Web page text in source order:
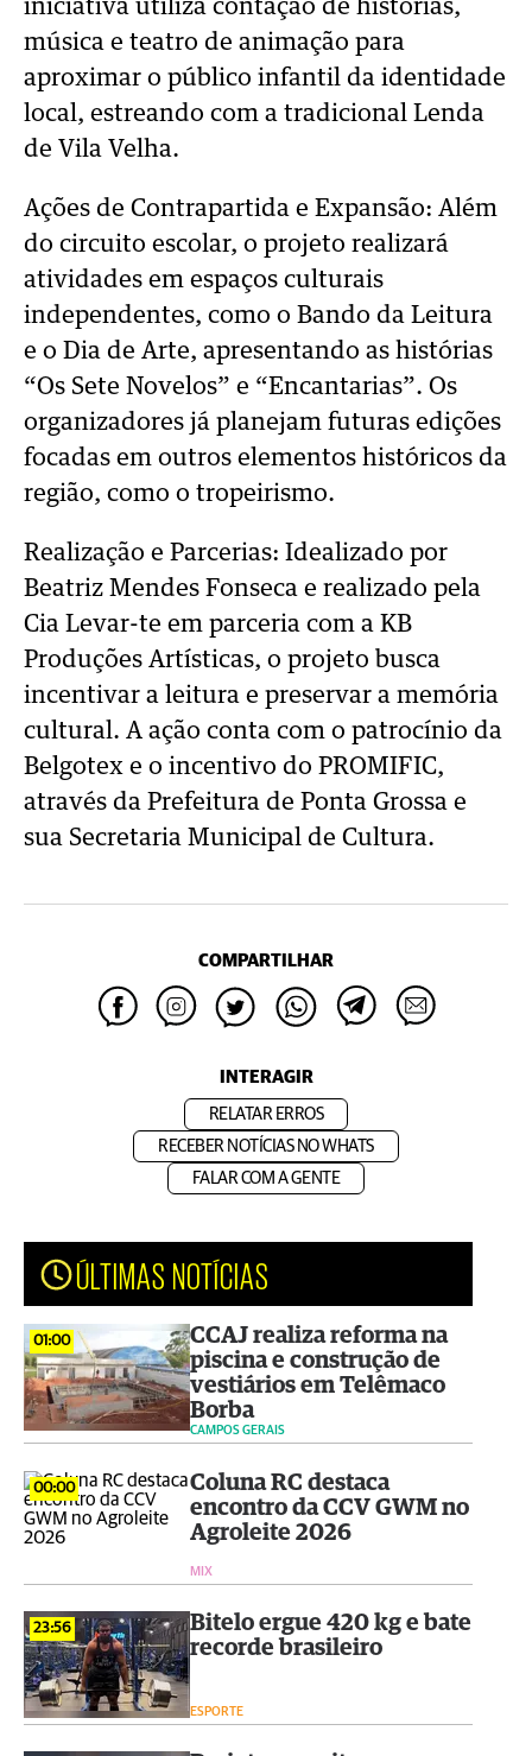
iniciativa utiliza contação de histórias,
música e teatro de animação para
aproximar o público infantil da identidade
local, estreando com a tradicional Lenda
de Vila Velha.
Ações de Contrapartida e Expansão: Além
do circuito escolar, o projeto realizará
atividades em espaços culturais
independentes, como o Bando da Leitura
e o Dia de Arte, apresentando as histórias
“Os Sete Novelos” e “Encantarias”. Os
organizadores já planejam futuras edições
focadas em outros elementos históricos da
região, como o tropeirismo.
Realização e Parcerias: Idealizado por
Beatriz Mendes Fonseca e realizado pela
Cia Levar-te em parceria com a KB
Produções Artísticas, o projeto busca
incentivar a leitura e preservar a memória
cultural. A ação conta com o patrocínio da
Belgotex e o incentivo do PROMIFIC,
através da Prefeitura de Ponta Grossa e
sua Secretaria Municipal de Cultura.
COMPARTILHAR
INTERAGIR
RELATAR ERROS
RECEBER NOTÍCIAS NO WHATS
FALAR COM A GENTE
ÚLTIMAS NOTÍCIAS
01:00
CCAJ realiza reforma na
piscina e construção de
vestiários em Telêmaco
Borba
CAMPOS GERAIS
00:00
Coluna RC destaca
encontro da CCV GWM no
Agroleite 2026
MIX
23:56
Bitelo ergue 420 kg e bate
recorde brasileiro
ESPORTE